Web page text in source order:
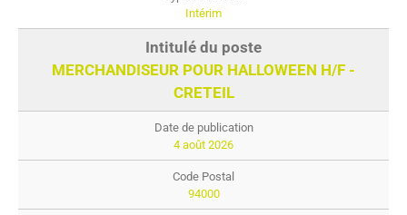
Intérim
MERCHANDISEUR POUR HALLOWEEN H/F -
CRETEIL
4 août 2026
94000